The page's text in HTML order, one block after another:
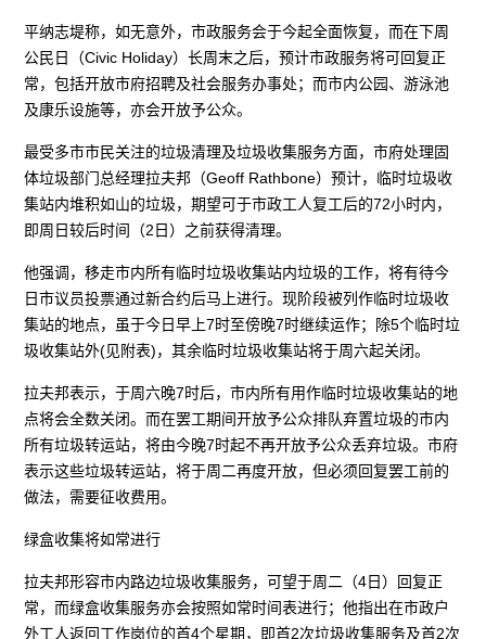
平纳志堤称，如无意外，市政服务会于今起全面恢复，而在下周
公民日（Civic Holiday）长周末之后，预计市政服务将可回复正
常，包括开放市府招聘及社会服务办事处；而市内公园、游泳池
及康乐设施等，亦会开放予公众。
最受多市市民关注的垃圾清理及垃圾收集服务方面，市府处理固
体垃圾部门总经理拉夫邦（Geoff Rathbone）预计，临时垃圾收
集站内堆积如山的垃圾，期望可于市政工人复工后的72小时内，
即周日较后时间（2日）之前获得清理。
他强调，移走市内所有临时垃圾收集站内垃圾的工作，将有待今
日市议员投票通过新合约后马上进行。现阶段被列作临时垃圾收
集站的地点，虽于今日早上7时至傍晚7时继续运作；除5个临时垃
圾收集站外(见附表)，其余临时垃圾收集站将于周六起关闭。
拉夫邦表示，于周六晚7时后，市内所有用作临时垃圾收集站的地
点将会全数关闭。而在罢工期间开放予公众排队弃置垃圾的市内
所有垃圾转运站，将由今晚7时起不再开放予公众丢弃垃圾。市府
表示这些垃圾转运站，将于周二再度开放，但必须回复罢工前的
做法，需要征收费用。
绿盒收集将如常进行
拉夫邦形容市内路边垃圾收集服务，可望于周二（4日）回复正
常，而绿盒收集服务亦会按照如常时间表进行；他指出在市政户
外工人返回工作岗位的首4个星期，即首2次垃圾收集服务及首2次